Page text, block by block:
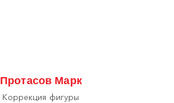
Протасов Марк
Коррекция фигуры